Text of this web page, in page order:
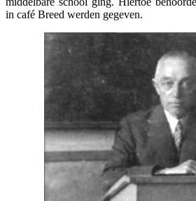
in café Breed werden gegeven.